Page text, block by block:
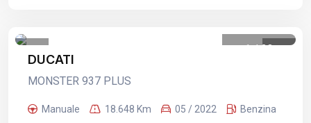
1 /23
DUCATI
MONSTER 937 PLUS
Manuale 18.648 Km 05 / 2022 Benzina